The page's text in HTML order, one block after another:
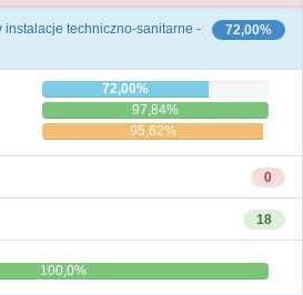
72,00%
instalacje techniczno-sanitarne -
72,00%
97,84%
95,62%
0
18
100,0%